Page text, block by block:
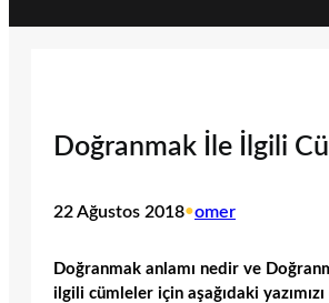
Doğranmak İle İlgili
22 Ağustos 2018•omer
Doğranmak anlamı nedir ve
ilgili cümleler için aşağıdaki